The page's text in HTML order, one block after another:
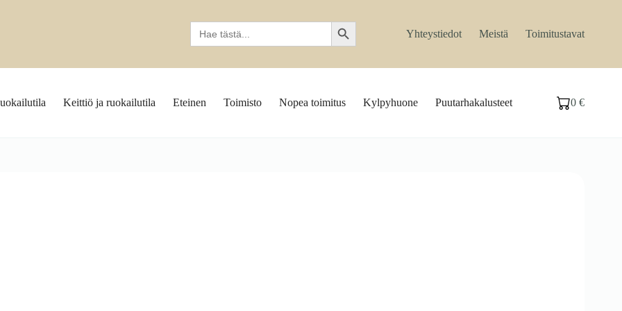
Search
for:
Search Button Yhteystiedot Meistä Toimitustavat
Keittiö ja ruokailutila Eteinen Toimisto Nopea toimitus Kylpyhuone Puutarhakalusteet Ostoskori
0€